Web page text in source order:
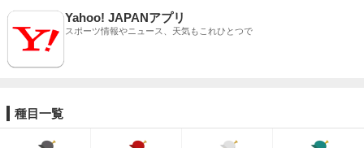
Yahoo! JAPANアプリ
スポーツ情報やニュース、天気もこれひとつで
種目一覧